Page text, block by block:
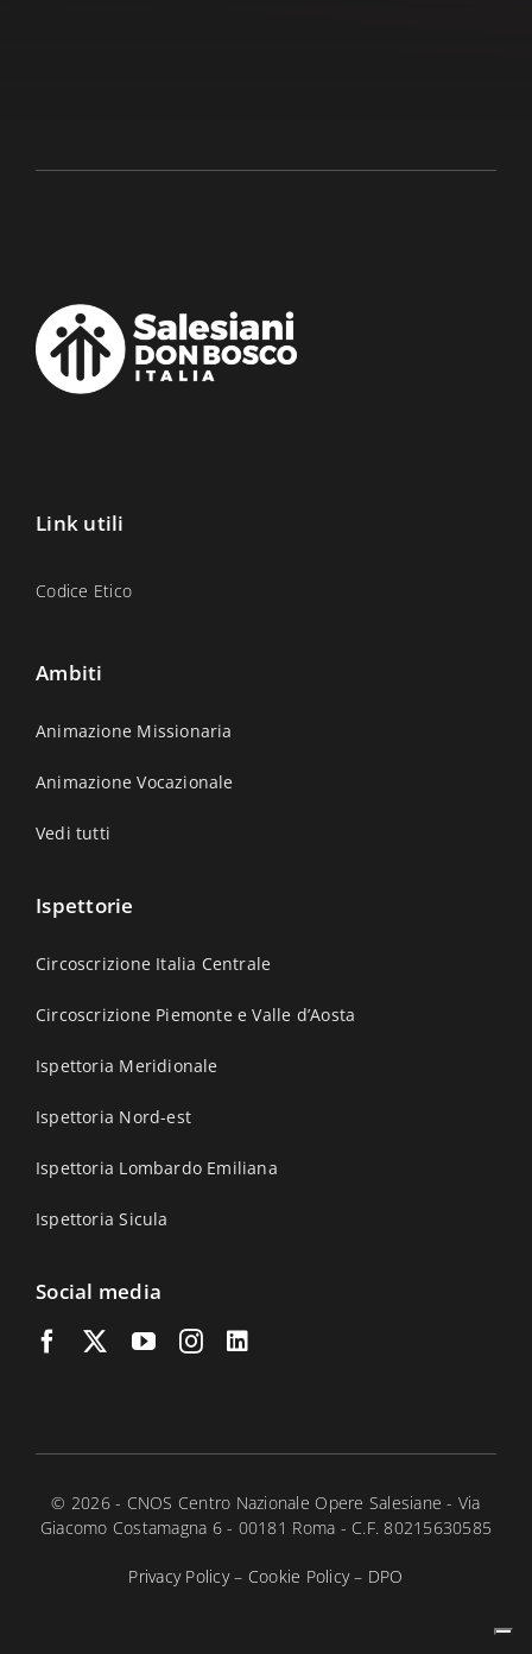
Link utili
Codice Etico
Ambiti
Animazione Missionaria
Animazione Vocazionale
Vedi tutti
Ispettorie
Circoscrizione Italia Centrale
Circoscrizione Piemonte e Valle d’Aosta
Ispettoria Meridionale
Ispettoria Nord-est
Ispettoria Lombardo Emiliana
Ispettoria Sicula
Social media
© 2026 - CNOS Centro Nazionale Opere Salesiane - Via
Giacomo Costamagna 6 - 00181 Roma - C.F. 80215630585
Privacy Policy– Cookie Policy– DPO